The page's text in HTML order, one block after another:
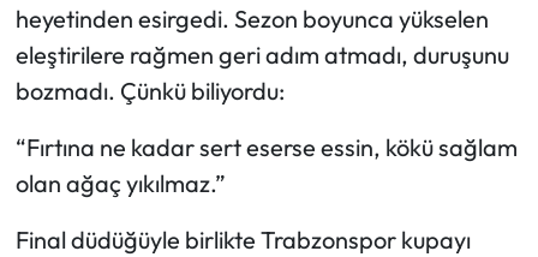
heyetinden esirgedi. Sezon boyunca yükselen
eleştirilere rağmen geri adım atmadı, duruşunu
bozmadı. Çünkü biliyordu:
“Fırtına ne kadar sert eserse essin, kökü sağlam
olan ağaç yıkılmaz.”
Final düdüğüyle birlikte Trabzonspor kupayı
Teknoloji